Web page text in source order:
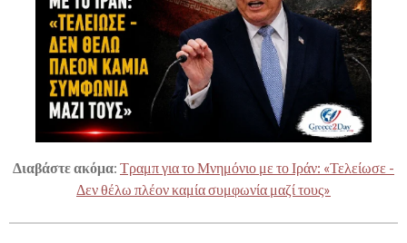
Διαβάστε ακόμα: Τραμπ για το Μνημόνιο με το Ιράν: «Τελείωσε -
Δεν θέλω πλέον καμία συμφωνία μαζί τους»